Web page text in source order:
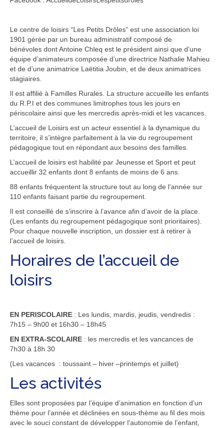
Le centre de loisirs “Les Petits Drôles” est une association loi
1901 gérée par un bureau administratif composé de
bénévoles dont Antoine Chleq est le président ainsi que d’une
équipe d’animateurs composée d’une directrice Nathalie Mahieu
et de d’une animatrice Laëtitia Joubin, et de deux animatrices
stagiaires.
Il est affilié à Familles Rurales. La structure accueille les enfants
du R.P.I et des communes limitrophes tous les jours en
périscolaire ainsi que les mercredis après-midi et les vacances.
L’accueil de Loisirs est un acteur essentiel à la dynamique du
territoire, il s’intègre parfaitement à la vie du regroupement
pédagogique tout en répondant aux besoins des familles.
L’accueil de loisirs est habilité par Jeunesse et Sport et peut
accueillir 32 enfants dont 8 enfants de moins de 6 ans.
88 enfants fréquentent la structure tout au long de l’année sur
110 enfants faisant partie du regroupement.
Il est conseillé de s’inscrire à l’avance afin d’avoir de la place.
(Les enfants du regroupement pédagogique sont prioritaires).
Pour chaque nouvelle inscription, un dossier est à retirer à
l’accueil de loisirs.
Horaires de l’accueil de
loisirs
EN PERISCOLAIRE : Les lundis, mardis, jeudis, vendredis :
7h15 – 9h00 et 16h30 – 18h45
EN EXTRA-SCOLAIRE : les mercredis et les vancances de
7h30 à 18h 30
(Les vacances : toussaint – hiver –printemps et juillet)
Les activités
Elles sont proposées par l’équipe d’animation en fonction d’un
thème pour l’année et déclinées en sous-thème au fil des mois
avec le souci constant de développer l’autonomie de l’enfant,